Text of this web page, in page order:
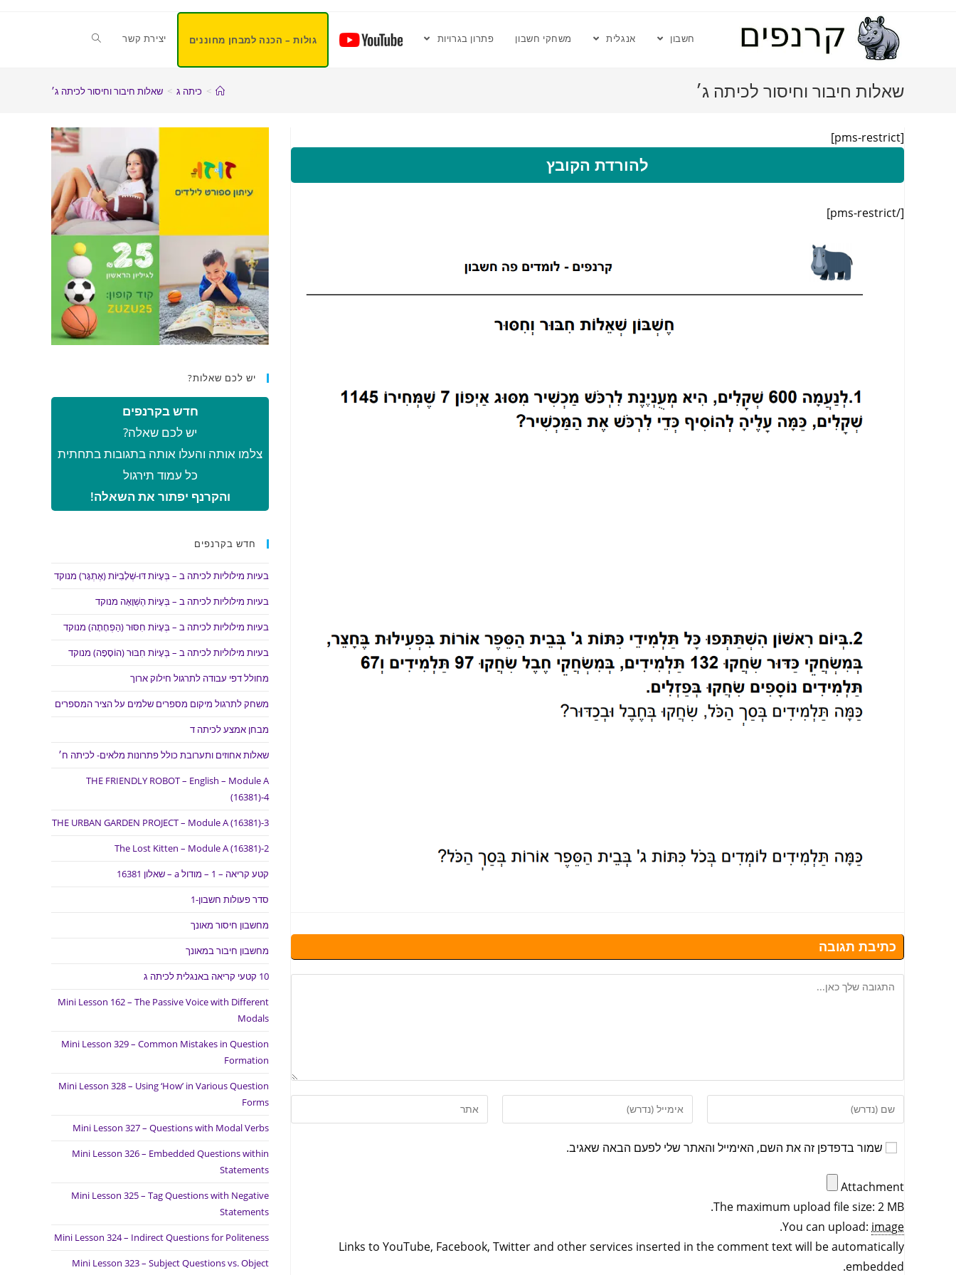
חשבון אנגלית משחקי חשבון פתרון בגרויות גולות – הכנה למבחן מחוננים יצירת קשר
שאלות חיבור וחיסור לכיתה ג׳ > כיתה ג > שאלות חיבור וחיסור לכיתה ג׳
[pms-restrict]
להורדת הקובץ
[/pms-restrict]
כתיבת תגובה
שמור בדפדפן זה את השם, האימייל והאתר שלי לפעם הבאה שאגיב.
Attachment
The maximum upload file size: 2 MB.
You can upload: image
.
Links to YouTube, Facebook, Twitter and other services inserted in the comment text will be automatically
embedded.
יש לכם שאלות?
חדש בקרנפים
יש לכם שאלה?
צלמו אותה והעלו אותה בתגובות בתחתית
כל עמוד תירגול
והקרנף יפתור את השאלה!
חדש בקרנפים
בעיות מילוליות לכיתה ב – בְּעָיוֹת דּוּ-שְׁלָבִיּוֹת (אֶתְגָּר) מנוקד
בעיות מילוליות לכיתה ב – בְּעָיוֹת הַשְׁוָאָה מנוקד
בעיות מילוליות לכיתה ב – בְּעָיוֹת חִסּוּר (הַפְחָתָה) מנוקד
בעיות מילוליות לכיתה ב – בְּעָיוֹת חִבּוּר (הוֹסָפָה) מנוקד
מחולל דפי עבודה לתרגול חילוק ארוך
משחק לתרגול מיקום מספרים שלמים על הציר המספרים
מבחן אמצע לכיתה ד
שאלות אחוזים ותערובת כולל פתרונות מלאים- לכיתה ח׳
THE FRIENDLY ROBOT – English – Module A
(16381)-4
THE URBAN GARDEN PROJECT – Module A (16381)-3
The Lost Kitten – Module A (16381)-2
קטע קריאה – 1 – מודול a – שאלון 16381
סדר פעולות חשבון-1
מחשבון חיסור מאונך
מחשבון חיבור במאונך
10 קטעי קריאה באנגלית לכיתה ג
Mini Lesson 162 – The Passive Voice with Different
Modals
Mini Lesson 329 – Common Mistakes in Question
Formation
Mini Lesson 328 – Using ‘How’ in Various Question
Forms
Mini Lesson 327 – Questions with Modal Verbs
Mini Lesson 326 – Embedded Questions within
Statements
Mini Lesson 325 – Tag Questions with Negative
Statements
Mini Lesson 324 – Indirect Questions for Politeness
Mini Lesson 323 – Subject Questions vs. Object